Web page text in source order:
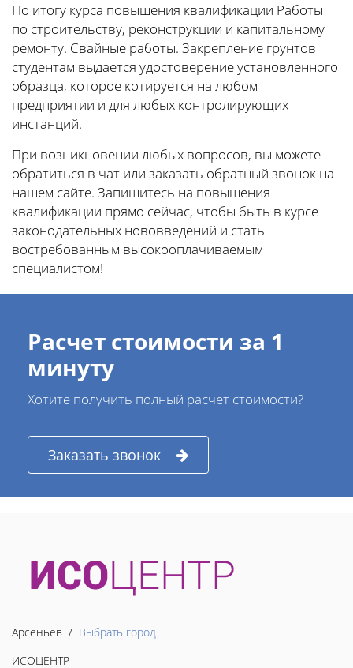
По итогу курса повышения квалификации Работы
по строительству, реконструкции и капитальному
ремонту. Свайные работы. Закрепление грунтов
студентам выдается удостоверение установленного
образца, которое котируется на любом
предприятии и для любых контролирующих
инстанций.
При возникновении любых вопросов, вы можете
обратиться в чат или заказать обратный звонок на
нашем сайте. Запишитесь на повышения
квалификации прямо сейчас, чтобы быть в курсе
законодательных нововведений и стать
востребованным высокооплачиваемым
специалистом!
Расчет стоимости за 1
минуту
Хотите получить полный расчет стоимости?
Заказать звонок
Арсеньев / Выбрать город
ИСОЦЕНТР